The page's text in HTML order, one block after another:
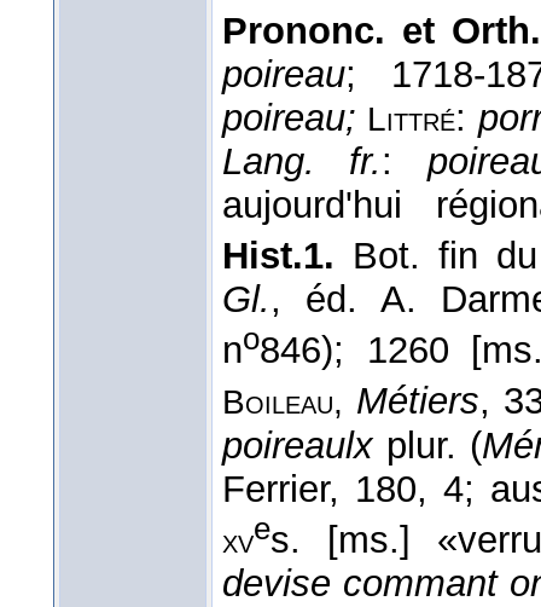
Prononc. et
poireau; 1718-
poireau; Littré:
Lang. fr.:
aujourd'hui
Hist.1. Bot. fin
Gl., éd. A.
no846); 1260
Boileau, Métiers,
poireaulxplur. (
Ferrier, 180, 4;
xves. [ms.]
devise commant